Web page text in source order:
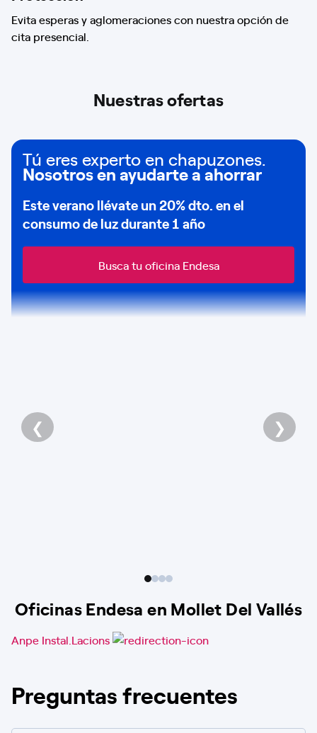
Evita esperas y aglomeraciones con nuestra opción de
cita presencial.
Nuestras ofertas
Tú eres experto en chapuzones.
Nosotros en ayudarte a ahorrar
Este verano llévate un20% dto. en el
consumo deluz durante 1 año
Busca tu oficina Endesa
❮ ❯
Oficinas Endesa en Mollet Del Vallés
Anpe Instal.Lacions
Preguntas frecuentes